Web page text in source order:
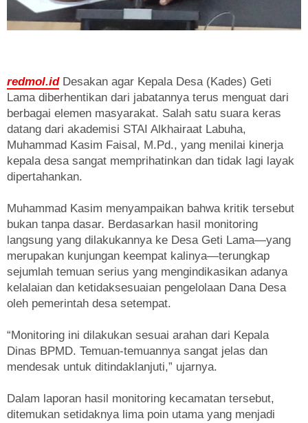
redmol.idDesakan agar Kepala Desa (Kades) Geti
Lama diberhentikan dari jabatannya terus menguat dari
berbagai elemen masyarakat. Salah satu suara keras
datang dari akademisi STAI Alkhairaat Labuha,
Muhammad Kasim Faisal, M.Pd., yang menilai kinerja
kepala desa sangat memprihatinkan dan tidak lagi layak
dipertahankan.
Muhammad Kasim menyampaikan bahwa kritik tersebut
bukan tanpa dasar. Berdasarkan hasil monitoring
langsung yang dilakukannya ke Desa Geti Lama—yang
merupakan kunjungan keempat kalinya—terungkap
sejumlah temuan serius yang mengindikasikan adanya
kelalaian dan ketidaksesuaian pengelolaan Dana Desa
oleh pemerintah desa setempat.
“Monitoring ini dilakukan sesuai arahan dari Kepala
Dinas BPMD. Temuan-temuannya sangat jelas dan
mendesak untuk ditindaklanjuti,” ujarnya.
Dalam laporan hasil monitoring kecamatan tersebut,
ditemukan setidaknya lima poin utama yang menjadi